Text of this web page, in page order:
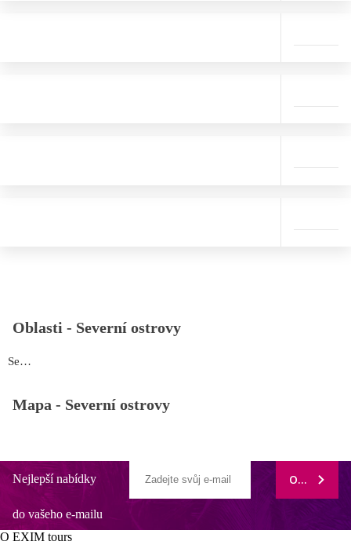
Oblasti - Severní ostrovy
Severní ostrovy
Mapa - Severní ostrovy
Nejlepší nabídky
do vašeho e-mailu
ODEBÍRAT
O EXIM tours